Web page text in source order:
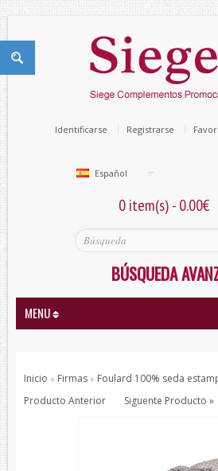
Español
Identificarse Registrarse
0 item(s) - 0.00€
BÚSQUEDA
MENU
Inicio » Firmas » Foulard 100% seda
Producto Anterior
Siguente Producto »